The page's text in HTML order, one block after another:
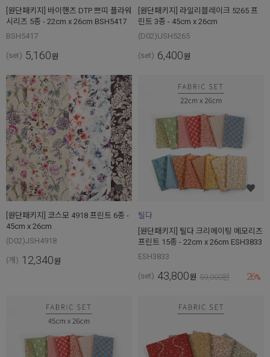
[원단패키지] 바이핸즈 DTP 쁘띠 플라워
시리즈 5종 - 22cm x 26cm BSH5417
BSH5417
(set) 5,160원
[원단패키지] 라일리블레이크 5265 프
린트 3종 - 45cm x 26cm
(D02)USH5265
(set) 6,400원
[원단패키지] 코스모 4918 프린트 6종 -
45cm x 26cm
(D02)JSH4918
(개) 12,340원
틸다
[원단패키지] 틸다 크리에이팅 메모리즈
프린트 15종 - 22cm x 26cm ESH3833
ESH3833
(set) 43,800원 59,000원 26%